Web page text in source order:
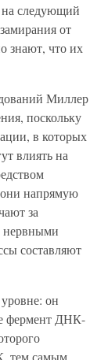
на следующий
от
знают, что их
Миллер
поскольку
в которых
влиять на
напрямую
за
нервными
составляют
он
фермент ДНК-
тем самым